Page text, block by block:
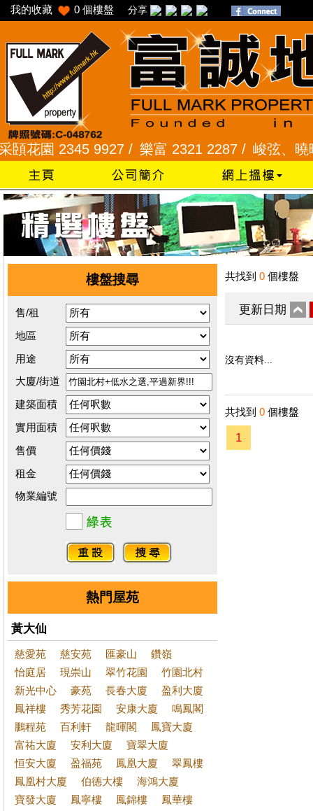
我的收藏 0 個樓盤 分享
園 2345 9927 /樂富 2321 2287 /峻弦、曉暉花
樓盤搜尋
售/租
地區
用途
大廈/街道
建築面積
實用面積
售價
租金
物業編號
熱門屋苑
黃大仙
慈愛苑 慈安苑 匯豪山
鑽嶺
怡庭居
現崇山 翠竹花園
竹園北村
新光中心
豪苑 長春大廈
盈利大廈
鳳祥樓
秀芳花園 安康大廈
鳴鳳閣
鵬程苑
百利軒 龍暉閣
鳳寶大廈
富祐大廈
安利大廈
寶翠大廈
恒安大廈
盈福苑 鳳凰大廈
翠鳳樓
鳳凰村大廈
伯德大樓
海鴻大廈
寶發大廈
鳳寧樓 鳳錦樓
鳳華樓
共找到 0 個樓盤
更新日期
沒有資料...
共找到 0 個樓盤
1